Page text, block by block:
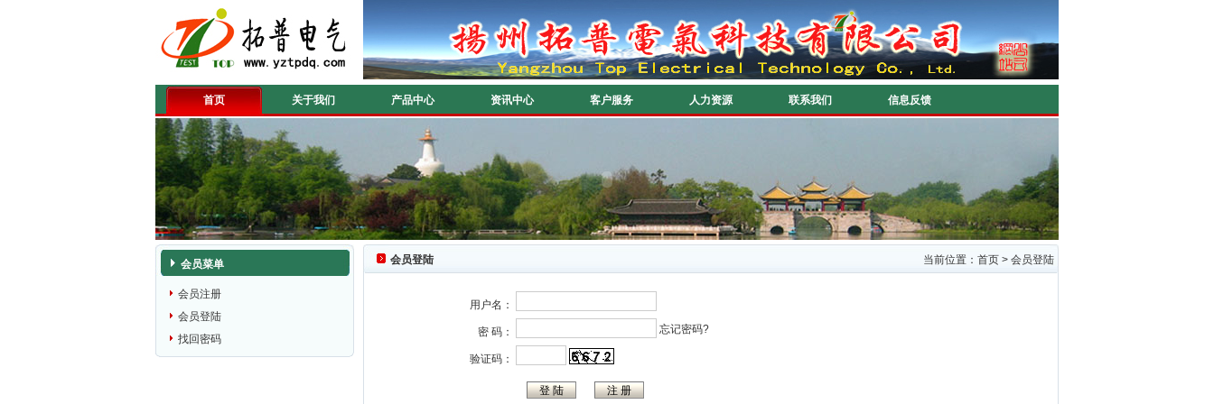
首页 关于我们 产品中心 资讯中心 客户服务 人力资源 联系我们 信息反馈
会员菜单
会员注册
会员登陆
找回密码
当前位置：首页 > 会员登陆
会员登陆
用户名：
密 码： 忘记密码?
验证码：